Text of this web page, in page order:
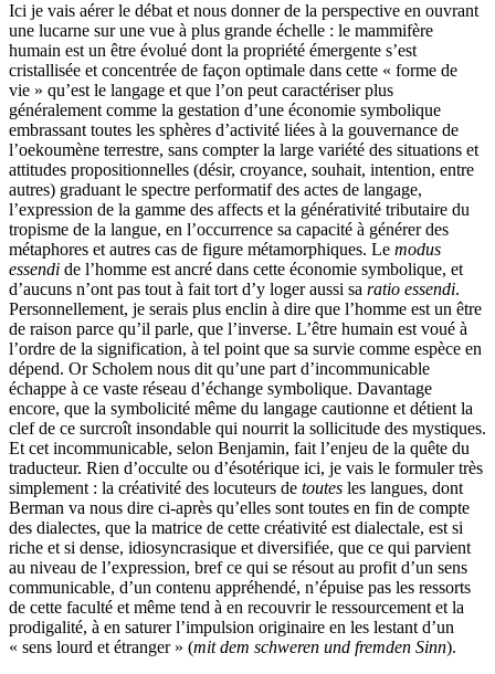
Ici je vais aérer le débat et nous donner de la perspective en ouvrant
une lucarne sur une vue à plus grande échelle : le mammifère
humain est un être évolué dont la propriété émergente s’est
cristallisée et concentrée de façon optimale dans cette « forme de
vie » qu’est le langage et que l’on peut caractériser plus
généralement comme la gestation d’une économie symbolique
embrassant toutes les sphères d’activité liées à la gouvernance de
l’oekoumène terrestre, sans compter la large variété des situations et
attitudes propositionnelles (désir, croyance, souhait, intention, entre
autres) graduant le spectre performatif des actes de langage,
l’expression de la gamme des affects et la générativité tributaire du
tropisme de la langue, en l’occurrence sa capacité à générer des
métaphores et autres cas de figure métamorphiques. Le modus
essendi de l’homme est ancré dans cette économie symbolique, et
d’aucuns n’ont pas tout à fait tort d’y loger aussi sa ratio essendi.
Personnellement, je serais plus enclin à dire que l’homme est un être
de raison parce qu’il parle, que l’inverse. L’être humain est voué à
l’ordre de la signification, à tel point que sa survie comme espèce en
dépend. Or Scholem nous dit qu’une part d’incommunicable
échappe à ce vaste réseau d’échange symbolique. Davantage
encore, que la symbolicité même du langage cautionne et détient la
clef de ce surcroît insondable qui nourrit la sollicitude des mystiques.
Et cet incommunicable, selon Benjamin, fait l’enjeu de la quête du
traducteur. Rien d’occulte ou d’ésotérique ici, je vais le formuler très
simplement : la créativité des locuteurs de toutes les langues, dont
Berman va nous dire ci-après qu’elles sont toutes en fin de compte
des dialectes, que la matrice de cette créativité est dialectale, est si
riche et si dense, idiosyncrasique et diversifiée, que ce qui parvient
au niveau de l’expression, bref ce qui se résout au profit d’un sens
communicable, d’un contenu appréhendé, n’épuise pas les ressorts
de cette faculté et même tend à en recouvrir le ressourcement et la
prodigalité, à en saturer l’impulsion originaire en les lestant d’un
« sens lourd et étranger » (mit dem schweren und fremden Sinn).